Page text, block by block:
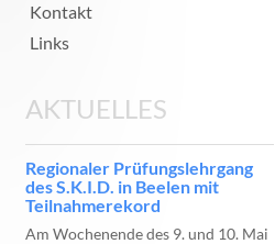
Kontakt
Links
AKTUELLES
Regionaler Prüfungslehrgang
des S.K.I.D. in Beelen mit
Teilnahmerekord
Am Wochenende des 9. und 10. Mai